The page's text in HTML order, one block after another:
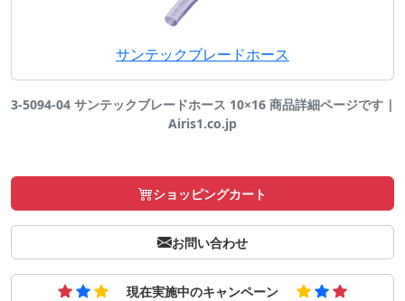
サンテックブレードホース
3-5094-04 サンテックブレードホース 10×16 商品詳細ページです |
Airis1.co.jp
ショッピングカート
お問い合わせ
現在実施中のキャンペーン